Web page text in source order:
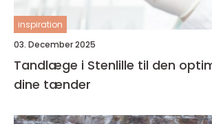
inspiration
03. December 2025
Tandlæge i Stenlille til den
dine tænder